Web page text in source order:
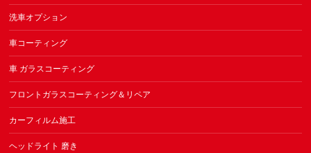
洗車オプション
車コーティング
車 ガラスコーティング
フロントガラスコーティング＆リペア
カーフィルム施工
ヘッドライト 磨き